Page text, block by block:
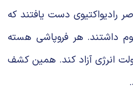
رادیواکتیوی دست یافتند که
داشتند. هر فروپاشی هسته
می‌توانست تا ۲۰۰ مگاولت انرژی آزاد کند. همین کشف